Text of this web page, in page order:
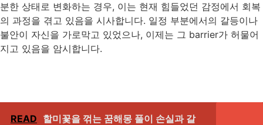
분한 상태로 변화하는 경우, 이는 현재 힘들었던 감정에서 회복
의 과정을 겪고 있음을 시사합니다. 일정 부분에서의 갈등이나
불안이 자신을 가로막고 있었으나, 이제는 그 barrier가 허물어
지고 있음을 암시합니다.
READ 할미꽃을 꺾는 꿈해몽 풀이 손실과 갈